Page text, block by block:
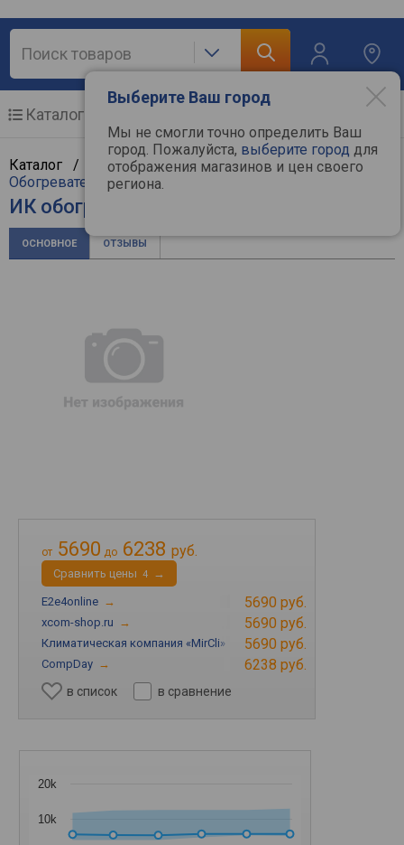
Выберите Ваш город
Мы не смогли точно определить Ваш
город. Пожалуйста, выберите город для
отображения магазинов и цен своего
региона.
Каталог
Каталог / Климат, отопление и водоснабжение/
Обогреватели
/Инфракрасные обогреватели
ИК обогреватель Ballu BIH-APL-1.5
ОСНОВНОЕ ОТЗЫВЫ
от 5690 до 6238 руб.
Cравнить цены 4 →
E2e4online → 5690 руб.
xcom-shop.ru → 5690 руб.
Климатическая компания «MirCli» 5690 руб.
CompDay → 6238 руб.
в список в сравнение
10k
20k